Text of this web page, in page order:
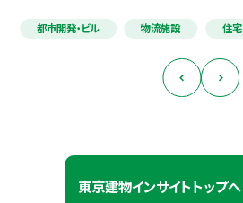
都市開発・ビル 物流施設 住宅
東京建物インサイトトップへ